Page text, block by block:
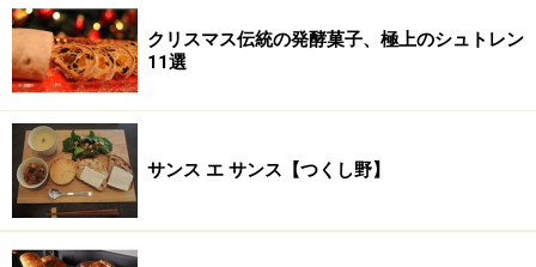
同じ大きさの焼き色のついていない白い食パンは、砂糖
控えめのパン。あんぱんなど、菓子パンの生地にも使わ
れています。これが想像していた味と違って、バゲット
のようにシンプルなのに力強く、奥ゆきがある。乳製品
としてバターのみが使われています。
ミルククリームとさっぱりした生地のバランスが絶妙
クリスマス伝統の発酵菓子、極上のシュトレン
11選
サンス エ サンス【つくし野】